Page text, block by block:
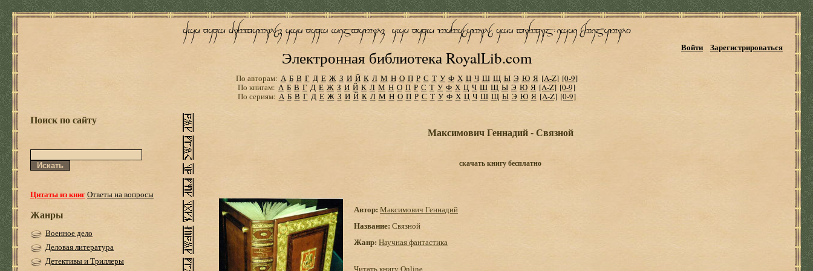
Электронная библиотека RoyalLib.com
Войти Зарегистрироваться
По авторам: А Б В Г Д Е Ж З И Й К Л М Н О П Р С Т У Ф Х Ц Ч Ш Щ Ы Э Ю Я [A-Z] [0-9]
По книгам: А Б В Г Д Е Ж З И Й К Л М Н О П Р С Т У Ф Х Ц Ч Ш Щ Ы Э Ю Я [A-Z] [0-9]
По сериям: А Б В Г Д Е Ж З И Й К Л М Н О П Р С Т У Ф Х Ц Ч Ш Щ Ы Э Ю Я [A-Z] [0-9]
Поиск по сайту
Цитаты из книгОтветы на вопросы
Жанры
Военное дело
Деловая литература
Детективы и Триллеры
Максимович Геннадий - Связной
скачать книгу бесплатно
Автор: Максимович Геннадий
Название: Связной
Жанр: Научная фантастика
Читать книгу Online